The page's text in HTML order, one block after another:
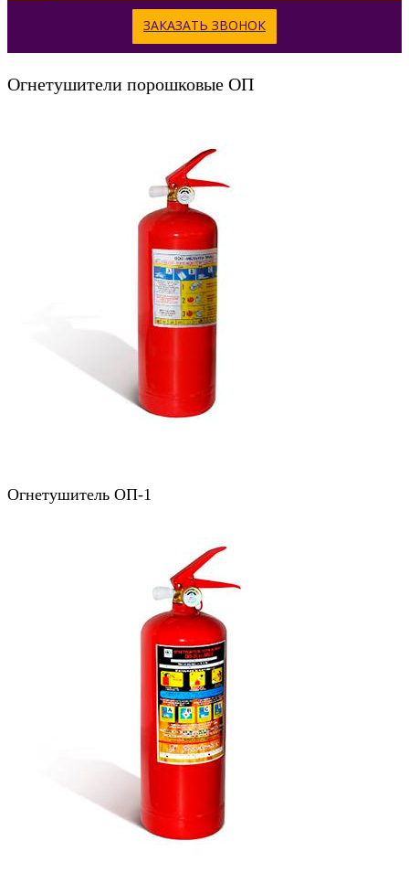
ЗАКАЗАТЬ ЗВОНОК
Огнетушители порошковые ОП
Огнетушитель ОП-1